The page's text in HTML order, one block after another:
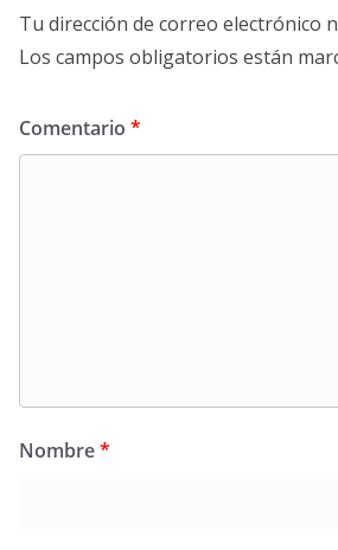
Tu dirección de correo electrónico
Los campos obligatorios están
Comentario *
Nombre*